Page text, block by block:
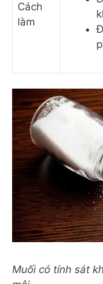
Cách
làm
Muối có tính sát